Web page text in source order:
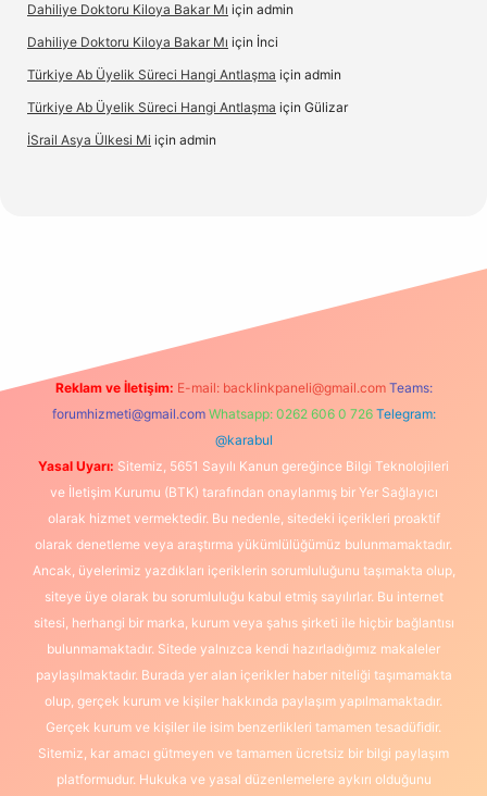
Dahiliye Doktoru Kiloya Bakar Mı için admin
Dahiliye Doktoru Kiloya Bakar Mı için İnci
Türkiye Ab Üyelik Süreci Hangi Antlaşma için admin
Türkiye Ab Üyelik Süreci Hangi Antlaşma için Gülizar
İSrail Asya Ülkesi Mi için admin
Reklam ve İletişim: E-mail: backlinkpaneli@gmail.com Teams:
forumhizmeti@gmail.com Whatsapp: 0262 606 0 726 Telegram:
@karabul
Yasal Uyarı: Sitemiz, 5651 Sayılı Kanun gereğince Bilgi Teknolojileri
ve İletişim Kurumu (BTK) tarafından onaylanmış bir Yer Sağlayıcı
olarak hizmet vermektedir. Bu nedenle, sitedeki içerikleri proaktif
olarak denetleme veya araştırma yükümlülüğümüz bulunmamaktadır.
Ancak, üyelerimiz yazdıkları içeriklerin sorumluluğunu taşımakta olup,
siteye üye olarak bu sorumluluğu kabul etmiş sayılırlar. Bu internet
sitesi, herhangi bir marka, kurum veya şahıs şirketi ile hiçbir bağlantısı
bulunmamaktadır. Sitede yalnızca kendi hazırladığımız makaleler
paylaşılmaktadır. Burada yer alan içerikler haber niteliği taşımamakta
olup, gerçek kurum ve kişiler hakkında paylaşım yapılmamaktadır.
Gerçek kurum ve kişiler ile isim benzerlikleri tamamen tesadüfidir.
Sitemiz, kar amacı gütmeyen ve tamamen ücretsiz bir bilgi paylaşım
platformudur. Hukuka ve yasal düzenlemelere aykırı olduğunu